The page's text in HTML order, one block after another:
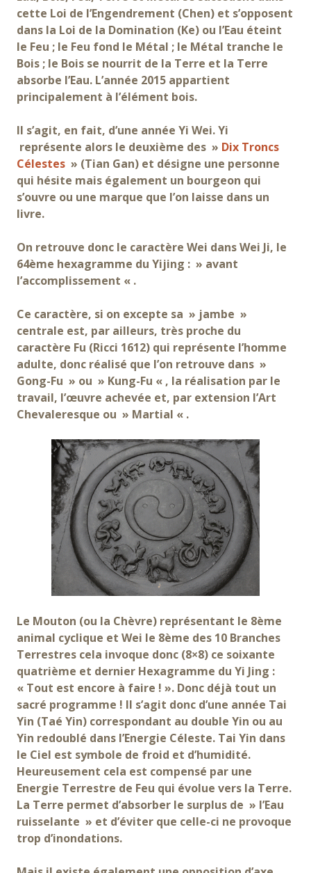
cette Loi de l’Engendrement (Chen) et s’opposent
dans la Loi de la Domination (Ke) ou l’Eau éteint
le Feu ; le Feu fond le Métal ; le Métal tranche le
Bois ; le Bois se nourrit de la Terre et la Terre
absorbe l’Eau. L’année 2015 appartient
principalement à l’élément bois.
Il s’agit, en fait, d’une année Yi Wei. Yi
représente alors le deuxième des » Dix Troncs
Célestes » (Tian Gan) et désigne une personne
qui hésite mais également un bourgeon qui
s’ouvre ou une marque que l’on laisse dans un
livre.
On retrouve donc le caractère Wei dans Wei Ji, le
64ème hexagramme du Yijing : » avant
l’accomplissement « .
Ce caractère, si on excepte sa » jambe »
centrale est, par ailleurs, très proche du
caractère Fu (Ricci 1612) qui représente l’homme
adulte, donc réalisé que l’on retrouve dans »
Gong-Fu » ou » Kung-Fu « , la réalisation par le
travail, l’œuvre achevée et, par extension l’Art
Chevaleresque ou » Martial « .
Le Mouton (ou la Chèvre) représentant le 8ème
animal cyclique et Wei le 8ème des 10 Branches
Terrestres cela invoque donc (8×8) ce soixante
quatrième et dernier Hexagramme du Yi Jing :
« Tout est encore à faire ! ». Donc déjà tout un
sacré programme ! Il s’agit donc d’une année Tai
Yin (Taé Yin) correspondant au double Yin ou au
Yin redoublé dans l’Energie Céleste. Tai Yin dans
le Ciel est symbole de froid et d’humidité.
Heureusement cela est compensé par une
Energie Terrestre de Feu qui évolue vers la Terre.
La Terre permet d’absorber le surplus de » l’Eau
ruisselante » et d’éviter que celle-ci ne provoque
trop d’inondations.